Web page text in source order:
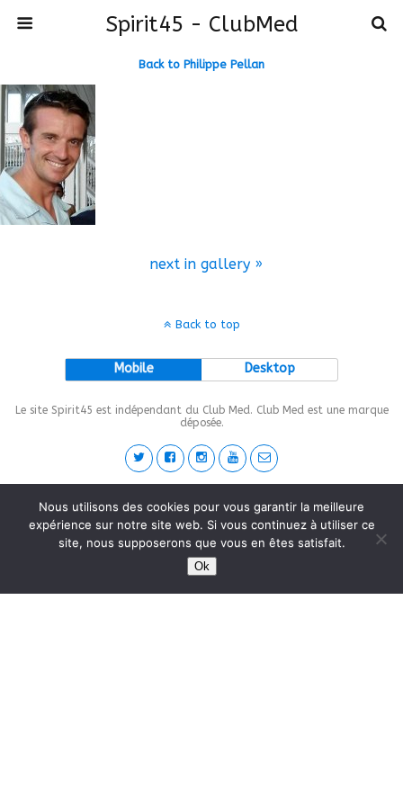
Spirit45 - ClubMed
Back to Philippe Pellan
next in gallery »
Back to top
Mobile Desktop
Le site Spirit45 est indépendant du Club Med. Club Med est une marque
déposée.
This site is protected bywp-copyrightpro.com
Nous utilisons des cookies pour vous garantir la meilleure
expérience sur notre site web. Si vous continuez à utiliser ce
site, nous supposerons que vous en êtes satisfait.
Ok